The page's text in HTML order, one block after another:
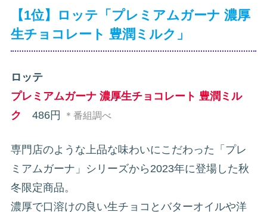
【1位】ロッテ「プレミアムガーナ 濃厚
生チョコレート 豊潤ミルク」
ロッテ
プレミアムガーナ 濃厚生チョコレート 豊潤ミル
ク 486円 ＊番組調べ
専門店のような上品な味わいにこだわった「プレ
ミアムガーナ」シリーズから2023年に登場した秋
冬限定商品。
濃厚で口溶けの良い生チョコとバターオイルや洋